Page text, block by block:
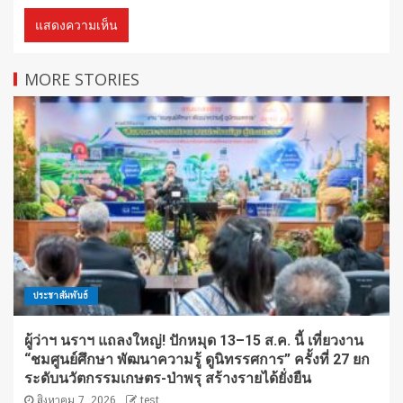
MORE STORIES
ประชาสัมพันธ์
ผู้ว่าฯ นราฯ แถลงใหญ่! ปักหมุด 13–15 ส.ค. นี้ เที่ยวงาน
“ชมศูนย์ศึกษา พัฒนาความรู้ ดูนิทรรศการ” ครั้งที่ 27 ยก
ระดับนวัตกรรมเกษตร-ป่าพรุ สร้างรายได้ยั่งยืน